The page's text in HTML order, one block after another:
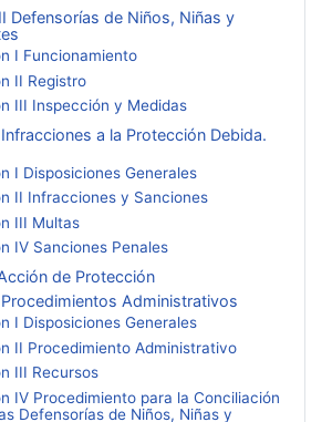
Defensorías de Niños, Niñas y
I Funcionamiento
II Registro
III Inspección y Medidas
a la Protección Debida.
I Disposiciones Generales
II Infracciones y Sanciones
III Multas
IV Sanciones Penales
de Protección
Administrativos
I Disposiciones Generales
II Procedimiento Administrativo
III Recursos
IV Procedimiento para la Conciliación
Defensorías de Niños, Niñas y